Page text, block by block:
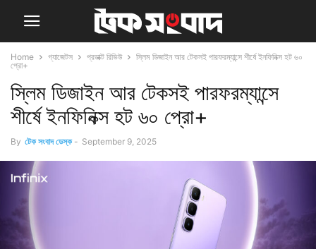
Home গ্যাজেটস প্রডাক্ট রিভিউ
স্লিম ডিজাইন আর টেকসই পারফরম্যান্সে শীর্ষে ইনফিনিক্স হট ৬০
প্রো+
স্লিম ডিজাইন আর টেকসই পারফরম্যান্সে
শীর্ষে ইনফিনিক্স হট ৬০ প্রো+
By টেক সংবাদ ডেস্ক - September 9, 2025